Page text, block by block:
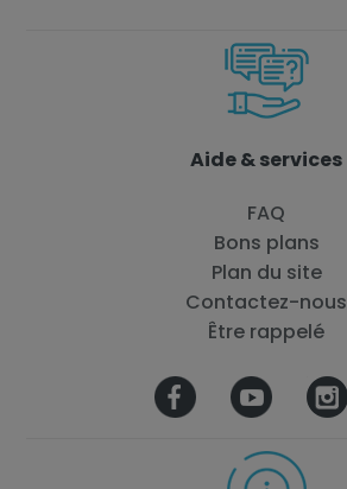
Aide & services
FAQ
Bons plans
Plan du site
Contactez-nous
Être rappelé